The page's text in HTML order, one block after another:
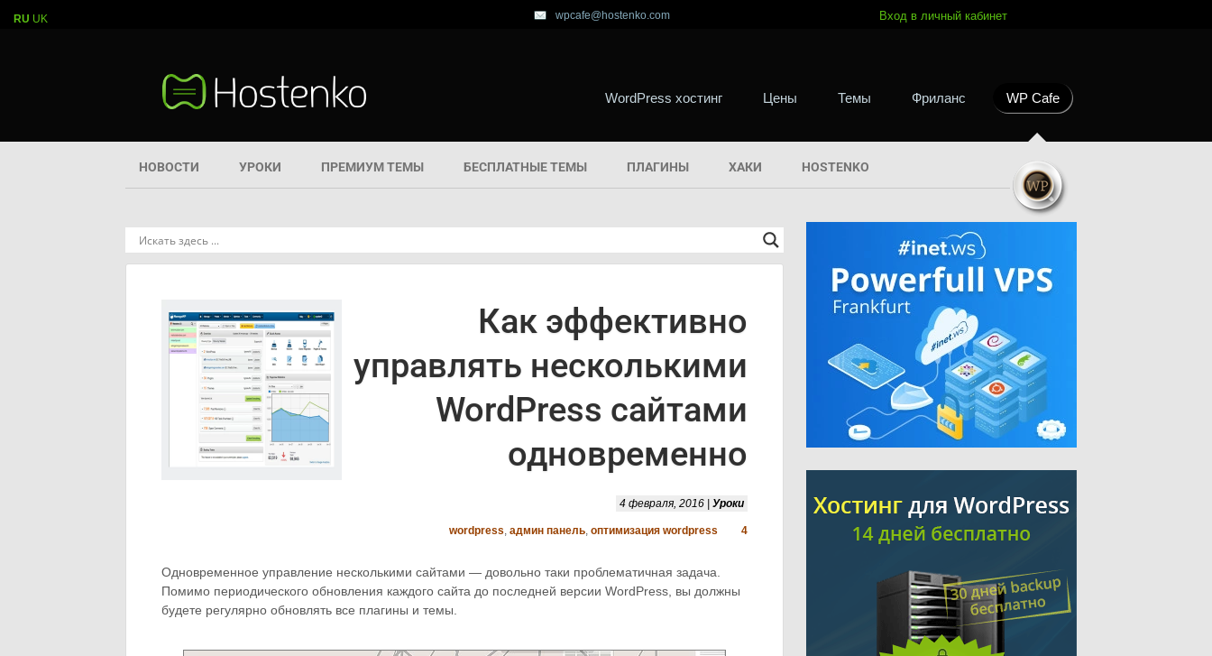
wpcafe@hostenko.com Вход в личный кабинет
WordPress хостинг Цены Темы Фриланс WP Cafe
НОВОСТИ УРОКИ ПРЕМИУМ ТЕМЫ БЕСПЛАТНЫЕ ТЕМЫ ПЛАГИНЫ ХАКИ HOSTENKO
Как эффективно
управлять несколькими
WordPress сайтами
одновременно
4 февраля, 2016 | Уроки
wordpress, админ панель, оптимизация wordpress 4
Одновременное управление несколькими сайтами — довольно таки проблематичная задача.
Помимо периодического обновления каждого сайта до последней версии WordPress, вы должны
будете регулярно обновлять все плагины и темы.
RU UK